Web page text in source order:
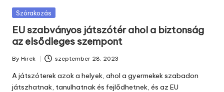
Posted
Szórakozás
EU szabványos játszótér ahol a biztonság
az elsődleges szempont
Posted
by
By Hirek szeptember 28, 2023
A játszóterek azok a helyek, ahol a gyermekek szabadon
játszhatnak, tanulhatnak és fejlődhetnek, és az EU